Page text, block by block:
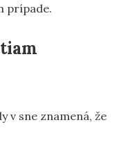
prípade.
v sne znamená, že